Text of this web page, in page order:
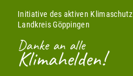
Initiative des aktiven Klimaschutz
Landkreis Göppingen
Danke an alle
Klimahelden!